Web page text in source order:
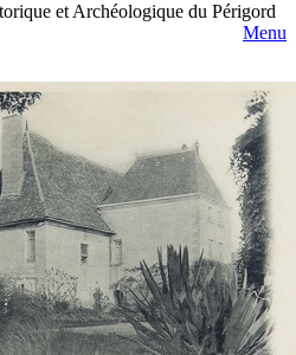
et Archéologique du Périgord
Menu